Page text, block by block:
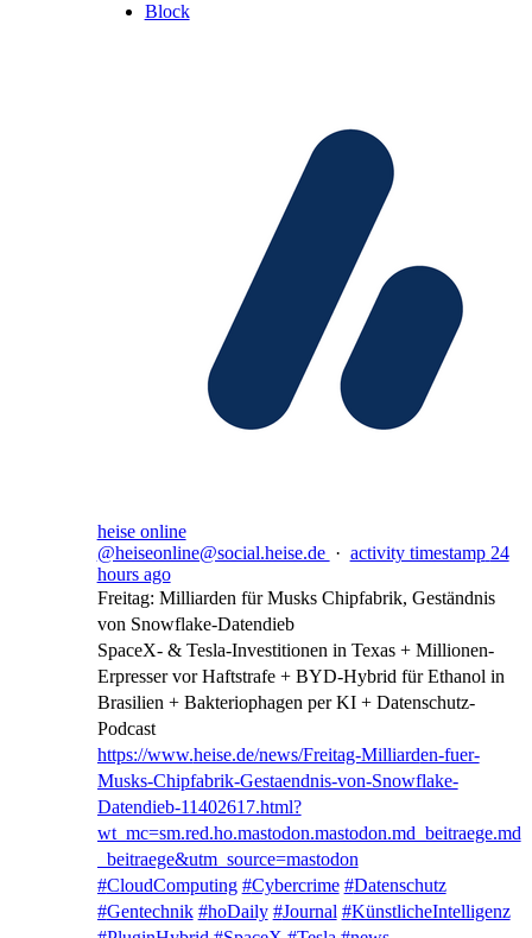
Block
heise online
@heiseonline@social.heise.de · activity timestamp 24
hours ago
Freitag: Milliarden für Musks Chipfabrik, Geständnis
von Snowflake-Datendieb
SpaceX- & Tesla-Investitionen in Texas + Millionen-
Erpresser vor Haftstrafe + BYD-Hybrid für Ethanol in
Brasilien + Bakteriophagen per KI + Datenschutz-
Podcast
https://www.heise.de/news/Freitag-Milliarden-fuer-
Musks-Chipfabrik-Gestaendnis-von-Snowflake-
Datendieb-11402617.html?
wt_mc=sm.red.ho.mastodon.mastodon.md_beitraege.md
_beitraege&utm_source=mastodon
#CloudComputing #Cybercrime #Datenschutz
#Gentechnik #hoDaily #Journal #KünstlicheIntelligenz